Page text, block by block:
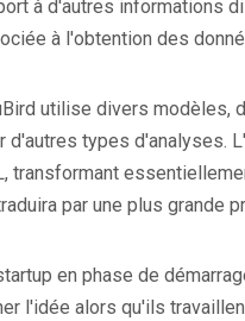
à d'autres informations
à l'obtention des
utilise divers modèles,
d'autres types d'analyses.
transformant
par une plus grande
en phase de
l'idée alors qu'ils